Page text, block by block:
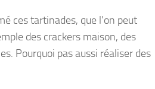
ces tartinades, que l’on peut
des crackers maison, des
Pourquoi pas aussi réaliser des